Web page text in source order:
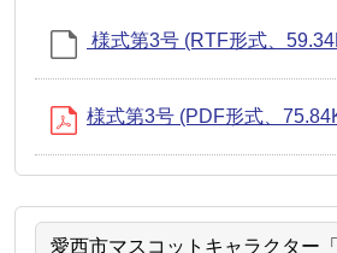
様式第3号 (RTF形式、
様式第3号 (PDF形式、
愛西市マスコットキャラクター